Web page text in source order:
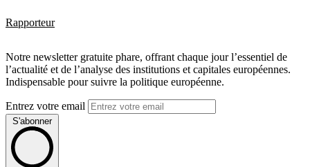
Rapporteur
Notre newsletter gratuite phare, offrant chaque jour l’essentiel de
l’actualité et de l’analyse des institutions et capitales européennes.
Indispensable pour suivre la politique européenne.
Entrez votre email
S'abonner